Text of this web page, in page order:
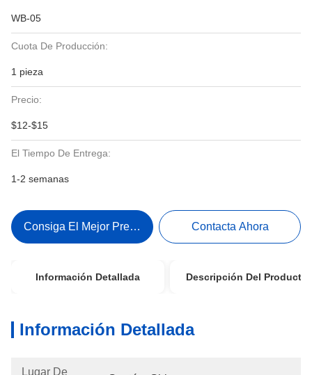
WB-05
Cuota De Producción:
1 pieza
Precio:
$12-$15
El Tiempo De Entrega:
1-2 semanas
Consiga El Mejor Precio Contacta Ahora
Información Detallada Descripción Del Producto
Información Detallada
Lugar De